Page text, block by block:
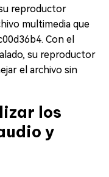
reproductor
multimedia que
Con el
su reproductor
el archivo sin
los
y